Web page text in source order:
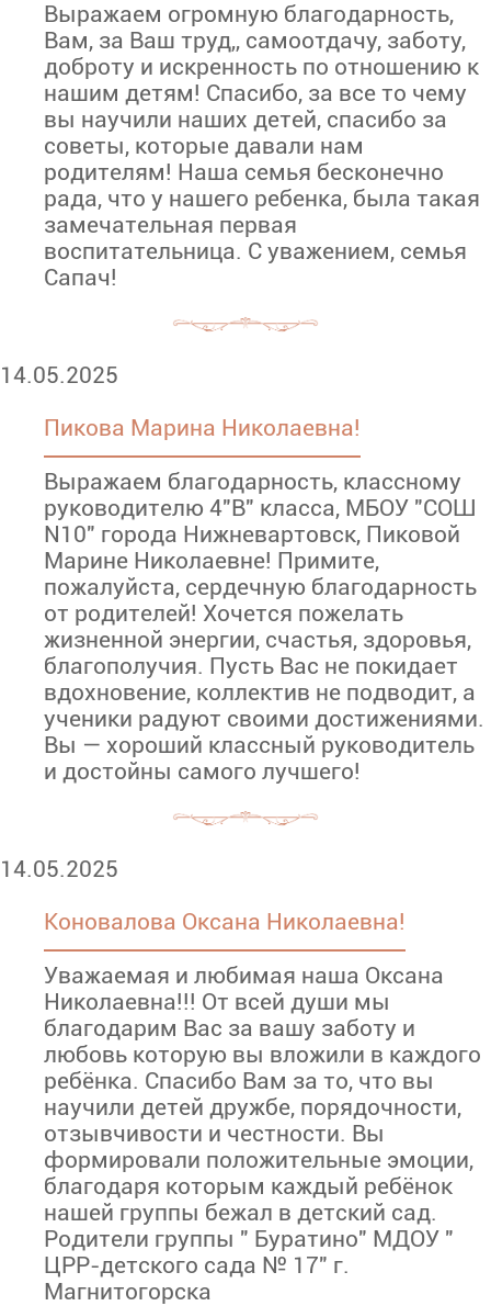
Выражаем огромную благодарность,
Вам, за Ваш труд,, самоотдачу, заботу,
доброту и искренность по отношению к
нашим детям! Спасибо, за все то чему
вы научили наших детей, спасибо за
советы, которые давали нам
родителям! Наша семья бесконечно
рада, что у нашего ребенка, была такая
замечательная первая
воспитательница. С уважением, семья
Сапач!
14.05.2025
Пикова Марина Николаевна!
Выражаем благодарность, классному
руководителю 4"В" класса, МБОУ "СОШ
N10" города Нижневартовск, Пиковой
Марине Николаевне! Примите,
пожалуйста, сердечную благодарность
от родителей! Хочется пожелать
жизненной энергии, счастья, здоровья,
благополучия. Пусть Вас не покидает
вдохновение, коллектив не подводит, а
ученики радуют своими достижениями.
Вы — хороший классный руководитель
и достойны самого лучшего!
14.05.2025
Коновалова Оксана Николаевна!
Уважаемая и любимая наша Оксана
Николаевна!!! От всей души мы
благодарим Вас за вашу заботу и
любовь которую вы вложили в каждого
ребёнка. Спасибо Вам за то, что вы
научили детей дружбе, порядочности,
отзывчивости и честности. Вы
формировали положительные эмоции,
благодаря которым каждый ребёнок
нашей группы бежал в детский сад.
Родители группы " Буратино" МДОУ "
ЦРР-детского сада № 17" г.
Магнитогорска